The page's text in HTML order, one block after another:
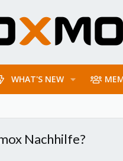
WHAT'S NEW
Nachhilfe?